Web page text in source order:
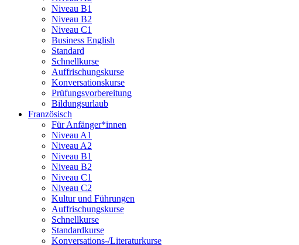
Niveau B1
Niveau B2
Niveau C1
Business English
Standard
Schnellkurse
Auffrischungskurse
Konversationskurse
Prüfungsvorbereitung
Bildungsurlaub
Französisch
Für Anfänger*innen
Niveau A1
Niveau A2
Niveau B1
Niveau B2
Niveau C1
Niveau C2
Kultur und Führungen
Auffrischungskurse
Schnellkurse
Standardkurse
Konversations-/Literaturkurse